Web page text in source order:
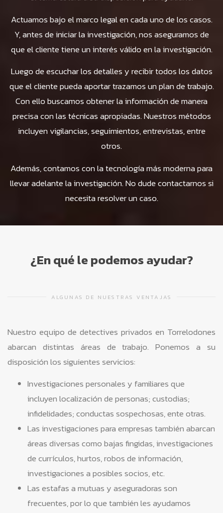
Actuamos bajo el marco legal en cada uno de los casos.
Y, antes de iniciar la investigación, nos aseguramos de
que el cliente tiene un interés válido en la investigación.
Luego de escuchar los detalles y recibir todos los datos
que el cliente pueda aportar trazamos un plan de trabajo.
Con ello buscamos obtener la información de manera
precisa con las técnicas apropiadas. Nuestros métodos
incluyen vigilancias, seguimientos, entrevistas, entre
otros.
Además, contamos con la tecnología más moderna para
llevar adelante la investigación. No dude contactarnos si
necesita resolver un caso.
¿En qué le podemos ayudar?
ALGUNAS DE NUESTRAS VENTAJAS
Nuestro equipo de detectives privados en Torrelodones
abarcan distintas áreas de trabajo. Ponemos a su
disposición los siguientes servicios:
Investigaciones personales y familiares que
incluyen localización de personas; custodias;
infidelidades; conductas sospechosas, ente otras.
Las investigaciones para empresas también abarcan
áreas diversas como bajas fingidas, investigaciones
de currículos, hurtos, robos de información,
investigaciones a posibles socios, etc.
Las estafas a mutuas y aseguradoras son
frecuentes, por lo que también les ayudamos